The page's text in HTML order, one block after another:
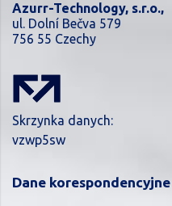
Azurr-Technology, s.r.o.,
ul. Dolní Bečva 579
756 55 Czechy
Skrzynka danych:
vzwp5sw
Dane korespondencyjne